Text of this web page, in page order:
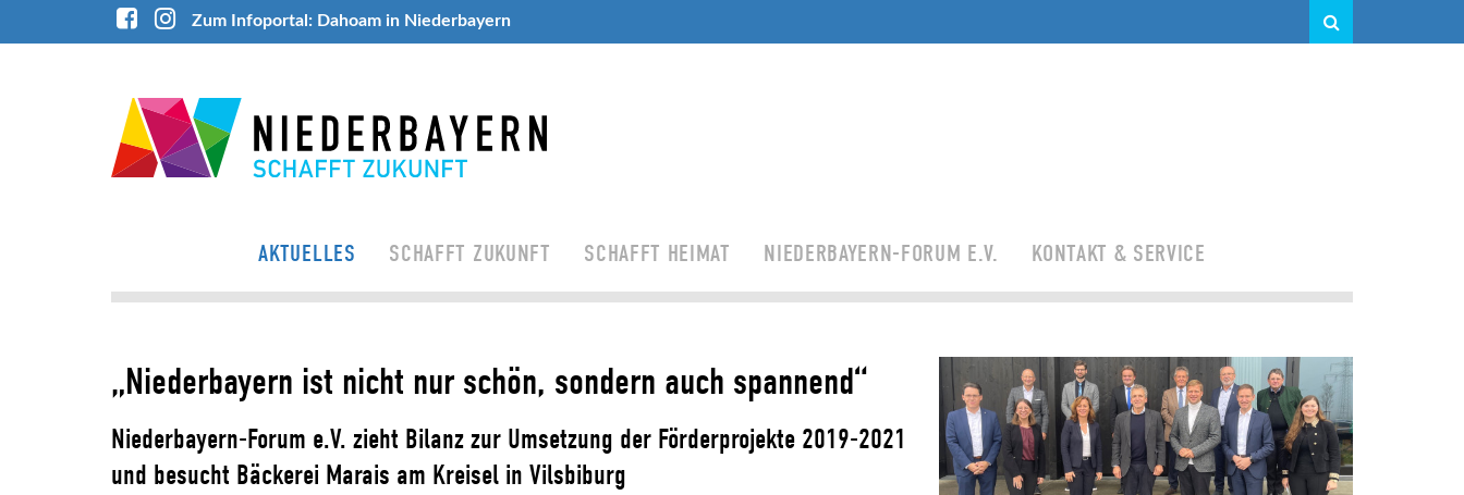
Zum Infoportal: Dahoam in Niederbayern
AKTUELLES SCHAFFT ZUKUNFT SCHAFFT HEIMAT NIEDERBAYERN-FORUM E.V. KONTAKT & SERVICE
„Niederbayern ist nicht nur schön, sondern auch spannend“
Niederbayern-Forum e.V. zieht Bilanz zur Umsetzung der Förderprojekte 2019-2021
und besucht Bäckerei Marais am Kreisel in Vilsbiburg